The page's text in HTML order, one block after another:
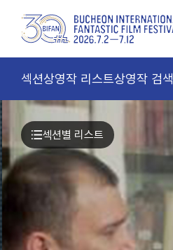
섹션상영작 리스트상영작 검색
섹션별 리스트